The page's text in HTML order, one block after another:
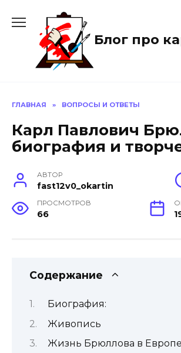
содержанию
Блог про
ГЛАВНАЯ » ВОПРОСЫ И ОТВЕТЫ
Карл Павлович
биография и
АВТОР
fast12v0_okartin
ПРОСМОТРОВ
66
Содержание
Биография:
Живопись
Жизнь Брюллова в Европе